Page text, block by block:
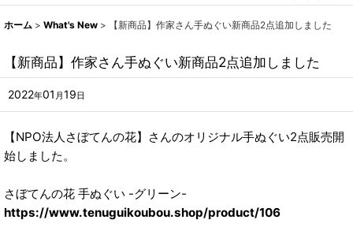
ホーム > What's New > 【新商品】作家さん手ぬぐい新商品2点追加しました
【新商品】作家さん手ぬぐい新商品2点追加しました
2022年01 月19日
【NPO法人さぼてんの花】さんのオリジナル手ぬぐい2点販売開
始しました。
さぼてんの花 手ぬぐい -グリーン-
https://www.tenuguikoubou.shop/product/106